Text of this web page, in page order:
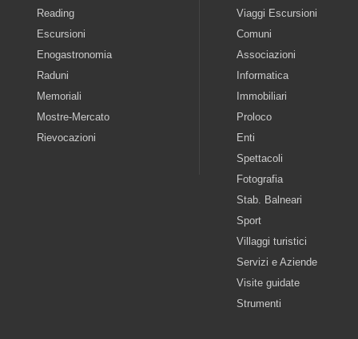
Reading
Escursioni
Enogastronomia
Raduni
Memoriali
Mostre-Mercato
Rievocazioni
Viaggi Escursioni
Comuni
Associazioni
Informatica
Immobiliari
Proloco
Enti
Spettacoli
Fotografia
Stab. Balneari
Sport
Villaggi turistici
Servizi e Aziende
Visite guidate
Strumenti